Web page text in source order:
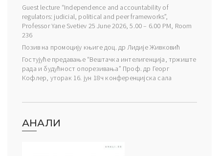
Guest lecture “Independence and accountability of
regulators: judicial, political and peer frameworks”,
Professor Yane Svetiev 25 June 2026, 5.00 – 6.00 PM, Room
236
Позив на промоцију књиге доц. др Лидије Живковић
Гостујуће предавање “Вештачка интелигенција, тржиште
рада и будућност опорезивања” Проф. др Георг
Кофлер, уторак 16. јун 18ч конференцијска сала
АНАЛИ